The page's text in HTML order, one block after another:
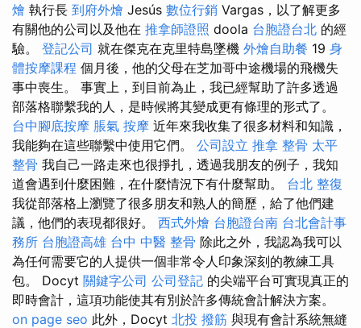
燴 執行長 到府外燴 Jesús 數位行銷 Vargas，以了解更多
有關他的公司以及他在 推拿師證照 doola 台胞證台北 的經
驗。 登記公司 就在傑克在克里特島墜機 外燴自助餐 19 身
體按摩課程 個月後，他的父母在芝加哥中途機場的飛機失
事中喪生。 事實上，到目前為止，我已經幫助了許多透過
部落格聯繫我的人，是時候將其變成更有條理的形式了。
台中腳底按摩 脹氣 按摩 近年來我收集了很多材料和知識，
我能夠在這些聯繫中使用它們。 公司設立 推拿 整骨 太平
整骨 我自己一路走來也很掙扎，透過我朋友的例子，我知
道會遇到什麼困難，在什麼情況下有什麼幫助。 台北 整復
我從部落格上瀏覽了很多朋友和熟人的簡歷，給了他們建
議，他們的表現都很好。 西式外燴 台胞證台南 台北會計事
務所 台胞證高雄 台中 中醫 整骨 除此之外，我認為我可以
為任何需要它的人提供一個非常令人印象深刻的教練工具
包。 Docyt 關鍵字公司 公司登記 的尖端平台可實現真正的
即時會計，這項功能使其有別於許多傳統會計解決方案。
on page seo 此外，Docyt 北投 撥筋 與現有會計系統無縫